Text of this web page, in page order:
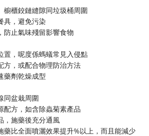
櫥櫃鉸鏈縫隙同垃圾桶周圍
具，避免污染
防止氣味殘留影響食物
置，呢度係螞蟻常見入侵點
方，或配合物理防治方法
藥劑乾燥成型
同盆栽周圍
配方，如含除蟲菊素產品
，施藥後充分通風
藥比全面噴灑效果提升%以上，而且能減少